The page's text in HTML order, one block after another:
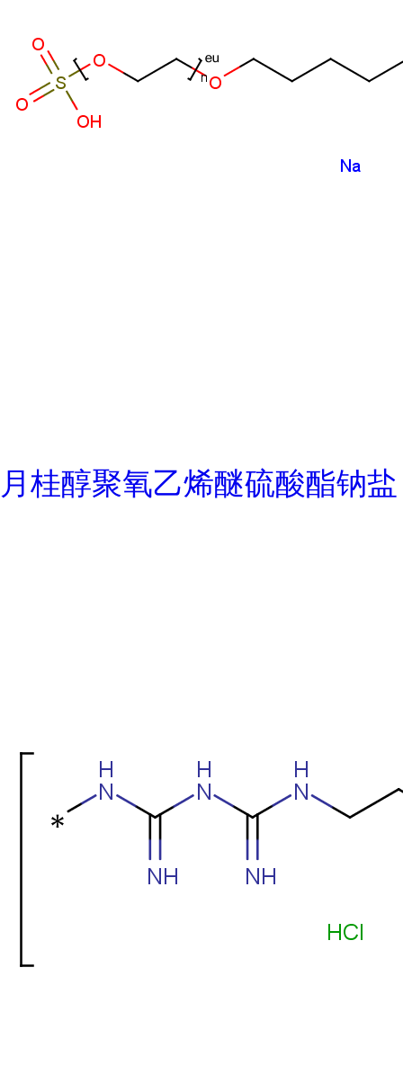
月桂醇聚氧乙烯醚硫酸酯钠盐